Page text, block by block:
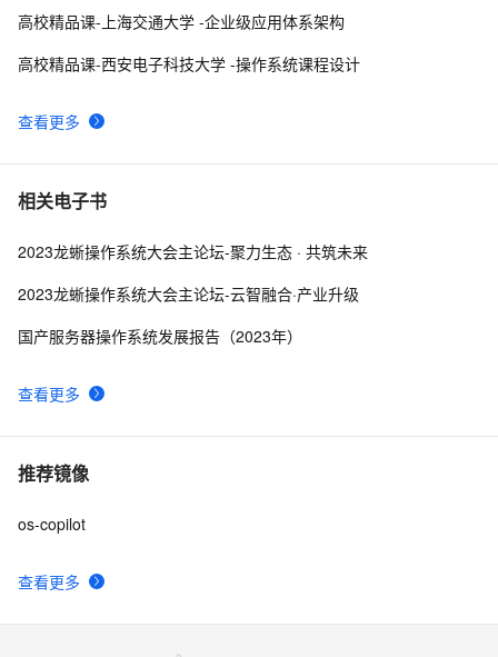
查看更多
高校精品课-上海交通大学 -企业级应用体系架构
高校精品课-西安电子科技大学 -操作系统课程设计
相关电子书
查看更多
2023龙蜥操作系统大会主论坛-聚力生态 · 共筑未来
2023龙蜥操作系统大会主论坛-云智融合·产业升级
国产服务器操作系统发展报告（2023年）
推荐镜像
查看更多
os-copilot